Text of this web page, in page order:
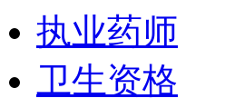
执业药师
卫生资格